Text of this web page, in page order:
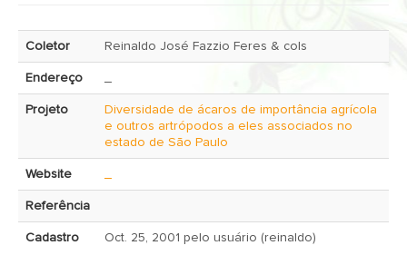
Coletor Reinaldo José Fazzio Feres & cols
Endereço
Projeto
Diversidade de ácaros de importância agrícola
e outros artrópodos a eles associados no
estado de São Paulo
Website
Referência
Cadastro Oct. 25, 2001 pelo usuário (reinaldo)